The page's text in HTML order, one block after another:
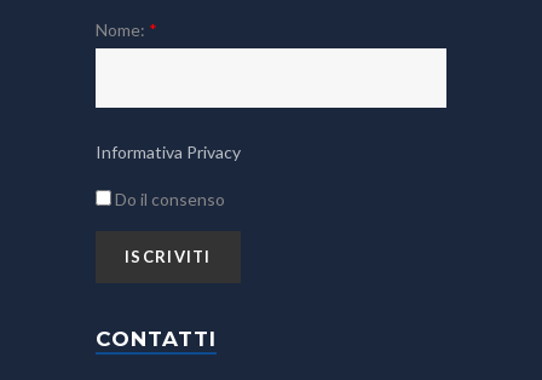
Nome: *
Informativa Privacy
Do il consenso
CONTATTI